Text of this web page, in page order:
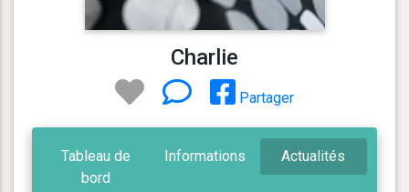
Charlie
Partager
Tableau de
bord
Informations Actualités